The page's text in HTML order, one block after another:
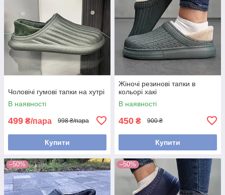
Чоловічі гумові тапки на хутрі
В наявності
499 ₴/пара 998 ₴/пара
Купити
Жіночі резинові тапки в
кольорі хакі
В наявності
450 ₴ 900 ₴
Купити
–50% –50%